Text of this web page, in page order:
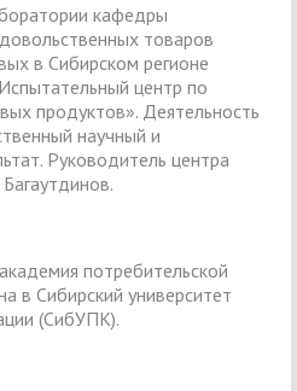
кафедры
товаров
в Сибирском регионе
центр по
продуктов». Деятельность
научный и
Руководитель центра
потребительской
в Сибирский университет
(СибУПК).